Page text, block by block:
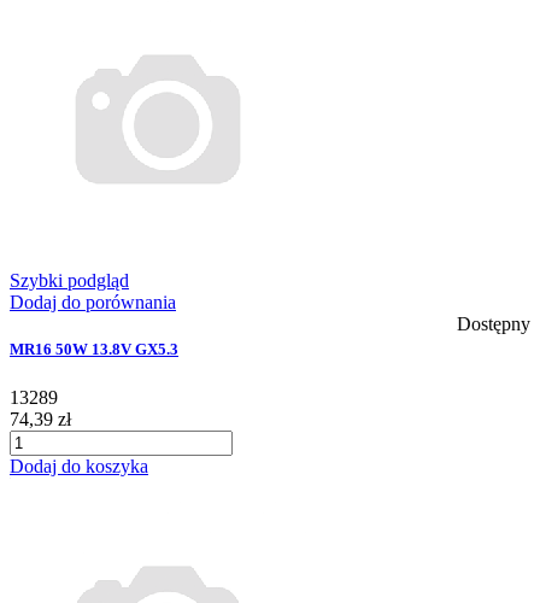
Szybki podgląd
Dodaj do porównania
Dostępny
MR16 50W 13.8V GX5.3
13289
74,39 zł
Dodaj do koszyka